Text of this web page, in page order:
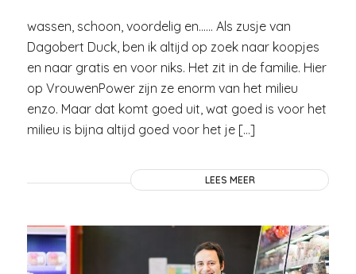
wassen, schoon, voordelig en…… Als zusje van
Dagobert Duck, ben ik altijd op zoek naar koopjes
en naar gratis en voor niks. Het zit in de familie. Hier
op VrouwenPower zijn ze enorm van het milieu
enzo. Maar dat komt goed uit, wat goed is voor het
milieu is bijna altijd goed voor het je […]
LEES MEER